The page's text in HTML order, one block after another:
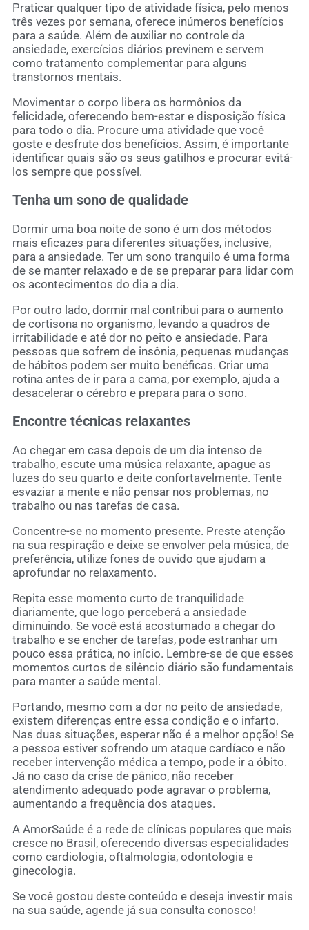
Praticar qualquer tipo de atividade física, pelo menos
três vezes por semana, oferece inúmeros benefícios
para a saúde. Além de auxiliar no controle da
ansiedade, exercícios diários previnem e servem
como tratamento complementar para alguns
transtornos mentais.
Movimentar o corpo libera os hormônios da
felicidade, oferecendo bem-estar e disposição física
para todo o dia. Procure uma atividade que você
goste e desfrute dos benefícios. Assim, é importante
identificar quais são os seus gatilhos e procurar evitá-
los sempre que possível.
Tenha um sono de qualidade
Dormir uma boa noite de sono é um dos métodos
mais eficazes para diferentes situações, inclusive,
para a ansiedade. Ter um sono tranquilo é uma forma
de se manter relaxado e de se preparar para lidar com
os acontecimentos do dia a dia.
Por outro lado, dormir mal contribui para o aumento
de cortisona no organismo, levando a quadros de
irritabilidade e até dor no peito e ansiedade. Para
pessoas que sofrem de insônia, pequenas mudanças
de hábitos podem ser muito benéficas. Criar uma
rotina antes de ir para a cama, por exemplo, ajuda a
desacelerar o cérebro e prepara para o sono.
Encontre técnicas relaxantes
Ao chegar em casa depois de um dia intenso de
trabalho, escute uma música relaxante, apague as
luzes do seu quarto e deite confortavelmente. Tente
esvaziar a mente e não pensar nos problemas, no
trabalho ou nas tarefas de casa.
Concentre-se no momento presente. Preste atenção
na sua respiração e deixe se envolver pela música, de
preferência, utilize fones de ouvido que ajudam a
aprofundar no relaxamento.
Repita esse momento curto de tranquilidade
diariamente, que logo perceberá a ansiedade
diminuindo. Se você está acostumado a chegar do
trabalho e se encher de tarefas, pode estranhar um
pouco essa prática, no início. Lembre-se de que esses
momentos curtos de silêncio diário são fundamentais
para manter a saúde mental.
Portando, mesmo com a dor no peito de ansiedade,
existem diferenças entre essa condição e o infarto.
Nas duas situações, esperar não é a melhor opção! Se
a pessoa estiver sofrendo um ataque cardíaco e não
receber intervenção médica a tempo, pode ir a óbito.
Já no caso da crise de pânico, não receber
atendimento adequado pode agravar o problema,
aumentando a frequência dos ataques.
A AmorSaúde é a rede de clínicas populares que mais
cresce no Brasil, oferecendo diversas especialidades
como cardiologia, oftalmologia, odontologia e
ginecologia.
Se você gostou deste conteúdo e deseja investir mais
na sua saúde, agende já sua consulta conosco!